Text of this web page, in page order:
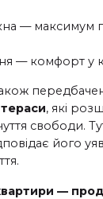
—
— комфорт у
, які
свободи.
його
—